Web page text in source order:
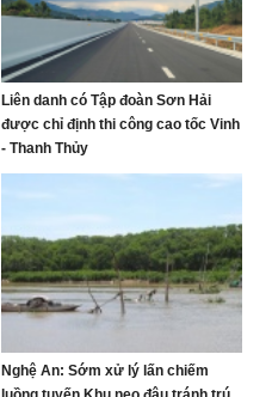
Liên danh có Tập đoàn Sơn Hải
được chỉ định thi công cao tốc Vinh
- Thanh Thủy
Nghệ An: Sớm xử lý lấn chiếm